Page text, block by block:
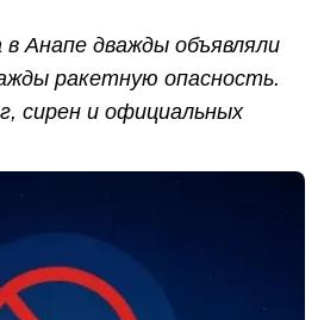
в Анапе дважды объявляли
ракетную опасность.
сирен и официальных